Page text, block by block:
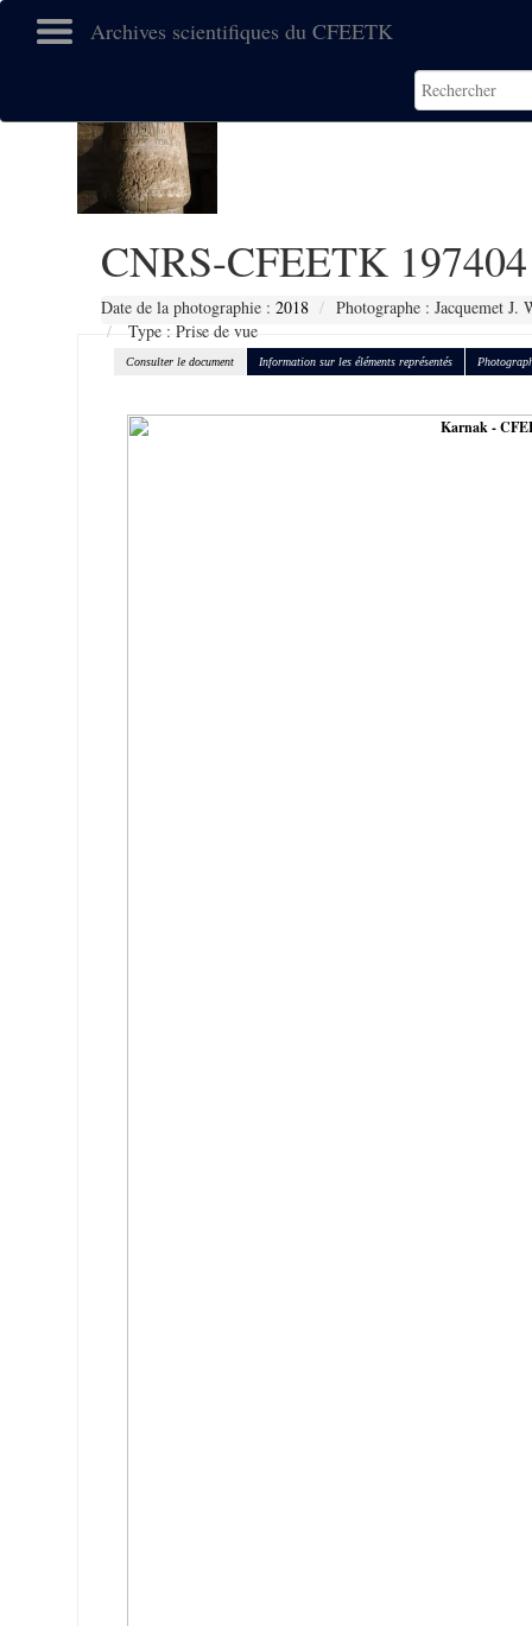
Archives scientifiques du CFEETK
CNRS-CFEETK 197404
Date de la photographie : 2018
Photographe : Jacquemet J.
Type : Prise de vue
Consulter le document Information sur les éléments représentés